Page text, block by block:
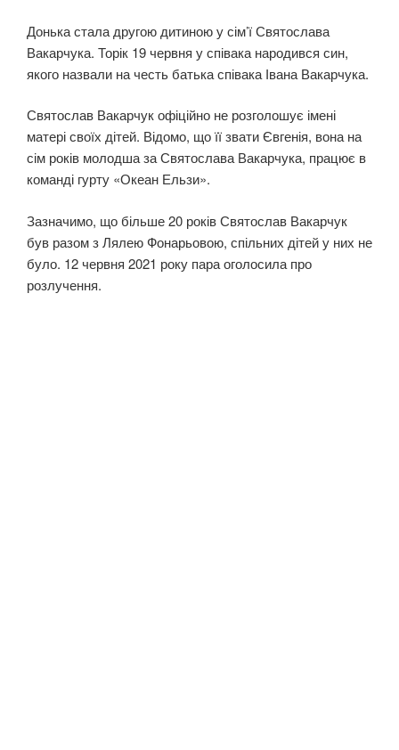
Донька стала другою дитиною у сім’ї Святослава
Вакарчука. Торік 19 червня у співака народився син,
якого назвали на честь батька співака Івана Вакарчука.
Святослав Вакарчук офіційно не розголошує імені
матері своїх дітей. Відомо, що її звати Євгенія, вона на
сім років молодша за Святослава Вакарчука, працює в
команді гурту «Океан Ельзи».
Зазначимо, що більше 20 років Святослав Вакарчук
був разом з Лялею Фонарьовою, спільних дітей у них не
було. 12 червня 2021 року пара оголосила про
розлучення.